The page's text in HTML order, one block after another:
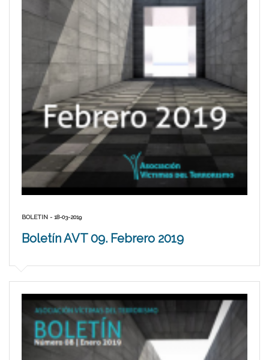
BOLETIN - 18-03-2019
Boletín AVT 09. Febrero 2019